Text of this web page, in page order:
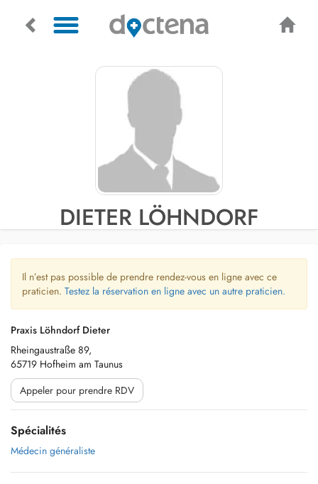
DIETER LÖHNDORF
Il n’est pas possible de prendre rendez-vous en ligne avec ce
praticien. Testez la réservation en ligne avec un autre praticien.
Praxis Löhndorf Dieter
Rheingaustraße 89,
65719 Hofheim am Taunus
Appeler pour prendre RDV
Spécialités
Médecin généraliste